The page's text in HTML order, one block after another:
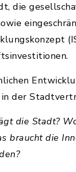
die
in der
die Stadt?
braucht die